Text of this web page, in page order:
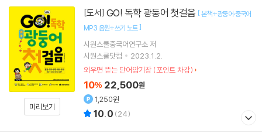
미리보기
[도서] GO! 독학 광둥어 첫걸음 [본책+광둥어·중국어
MP3 음원+쓰기 노트 ]
시원스쿨중국어연구소 저
시원스쿨닷컴
2023.1.2.
외우면 뜯는 단어암기장 (포인트 차감)
10% 22,500원
1,250원
10.0 (24)